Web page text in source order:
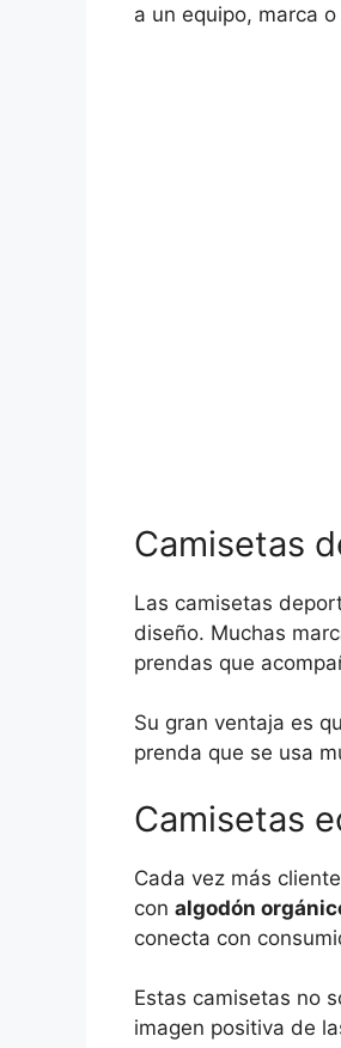
a un equipo, marca
Camisetas
Las camisetas
diseño. Muchas
prendas que
Su gran ventaja es
prenda que se usa
Camisetas
Cada vez más
con algodón
conecta con
Estas camisetas no
imagen positiva de